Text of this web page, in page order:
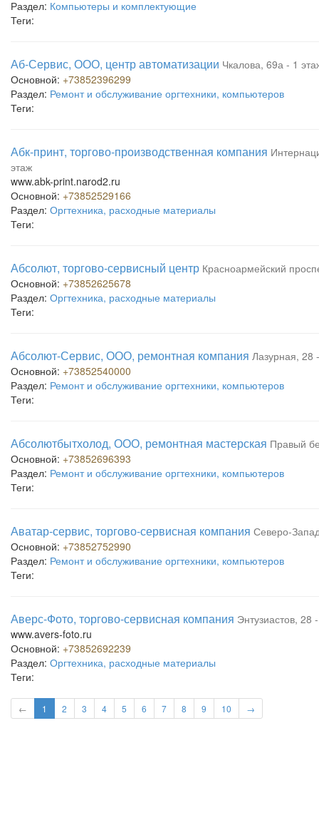
Раздел: Компьютеры и комплектующие
Теги:
Аб-Сервис, ООО, центр автоматизации Чкалова, 69а - 1
Основной: +73852396299
Раздел: Ремонт и обслуживание оргтехники, компьютеров
Теги:
Абк-принт, торгово-производственная компания
этаж
www.abk-print.narod2.ru
Основной: +73852529166
Раздел: Оргтехника, расходные материалы
Теги:
Абсолют, торгово-сервисный центр Красноармейский
Основной: +73852625678
Раздел: Оргтехника, расходные материалы
Теги:
Абсолют-Сервис, ООО, ремонтная компания Лазурная, 28
Основной: +73852540000
Раздел: Ремонт и обслуживание оргтехники, компьютеров
Теги:
Абсолютбытхолод, ООО, ремонтная мастерская Правый
Основной: +73852696393
Раздел: Ремонт и обслуживание оргтехники, компьютеров
Теги:
Аватар-сервис, торгово-сервисная компания Северо-
Основной: +73852752990
Раздел: Ремонт и обслуживание оргтехники, компьютеров
Теги:
Аверс-Фото, торгово-сервисная компания Энтузиастов, 28
www.avers-foto.ru
Основной: +73852692239
Раздел: Оргтехника, расходные материалы
Теги:
← 1 2 3 4 5 6 7 8 9 10 →